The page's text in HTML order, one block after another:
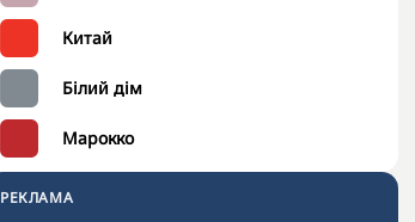
Китай
Білий дім
Марокко
РЕКЛАМА